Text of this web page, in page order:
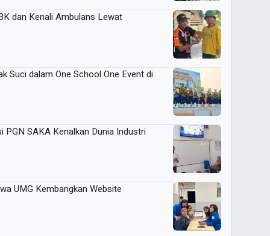
dan Kenali Ambulans Lewat
Suci dalam One School One Event di
PGN SAKA Kenalkan Dunia Industri
UMG Kembangkan Website